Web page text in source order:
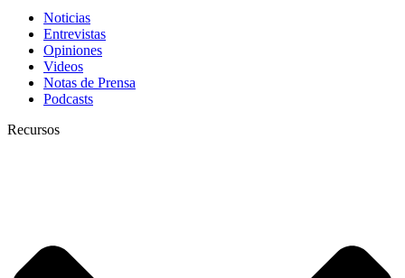
Noticias
Entrevistas
Opiniones
Videos
Notas de Prensa
Podcasts
Recursos